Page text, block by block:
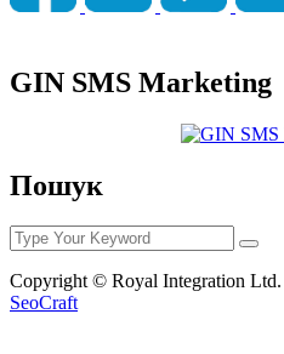
GIN SMS Marketing
Пошук
Copyright © Royal Integration Ltd.
SeoCraft